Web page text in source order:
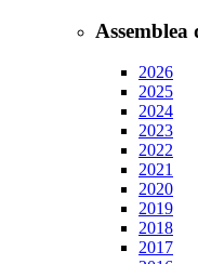
Assemblea
2026
2025
2024
2023
2022
2021
2020
2019
2018
2017